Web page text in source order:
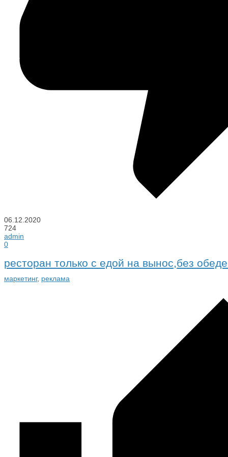
06.12.2020
724
admin
0
ресторан только с едой на вынос,без
маркетинг, реклама